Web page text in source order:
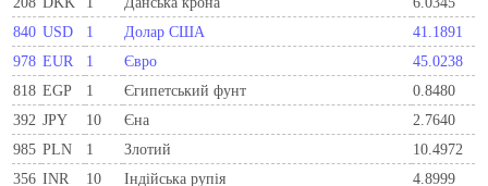
840 USD 1 Долар США
41.1891
978 EUR 1 Євро
45.0238
818 EGP 1 Єгипетський фунт
0.8480
392 JPY 10 Єна
2.7640
985 PLN 1 Злотий
10.4972
356 INR 10 Індійська рупія
4.8999